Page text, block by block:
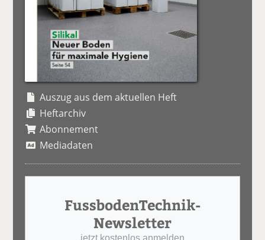
Auszug aus dem aktuellen Heft
Heftarchiv
Abonnement
Mediadaten
FussbodenTechnik-
Newsletter
jetzt kostenlos anmelden